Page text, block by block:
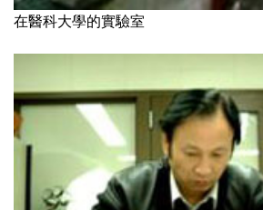
在醫科大學的實驗室